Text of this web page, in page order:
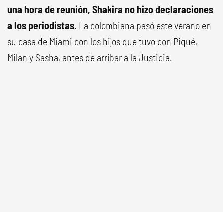
una hora de reunión, Shakira no hizo declaraciones
a los periodistas. La colombiana pasó este verano en
su casa de Miami con los hijos que tuvo con Piqué,
Milan y Sasha, antes de arribar a la Justicia.